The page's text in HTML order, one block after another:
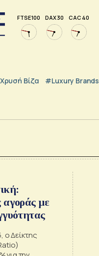
FTSE 100 DAX 30 CAC 40
Βίζα #luxury Brands
με
ο Δείκτης